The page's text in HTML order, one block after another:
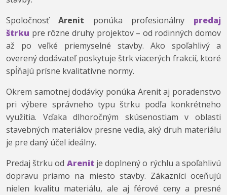
Spoločnosť Arenit ponúka profesionálny predaj
štrku pre rôzne druhy projektov – od rodinných domov
až po veľké priemyselné stavby. Ako spoľahlivý a
overený dodávateľ poskytuje štrk viacerých frakcií, ktoré
spĺňajú prísne kvalitatívne normy.
Okrem samotnej dodávky ponúka Arenit aj poradenstvo
pri výbere správneho typu štrku podľa konkrétneho
využitia. Vďaka dlhoročným skúsenostiam v oblasti
stavebných materiálov presne vedia, aký druh materiálu
je pre daný účel ideálny.
Predaj štrku od Arenit je doplnený o rýchlu a spoľahlivú
dopravu priamo na miesto stavby. Zákazníci oceňujú
nielen kvalitu materiálu, ale aj férové ceny a presné